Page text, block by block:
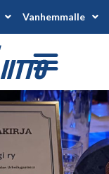
Vanhemmalle